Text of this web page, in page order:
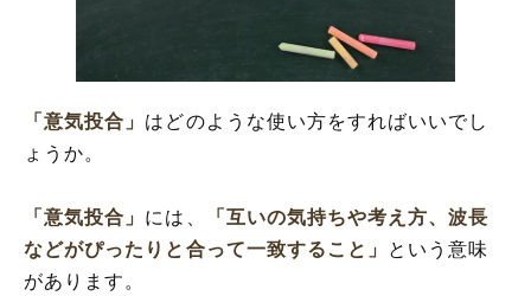
「意気投合」 はどのような使い方をすればいいでし
ょうか。
「意気投合」 には、
「互いの気持ちや考え方、波長
などがぴったりと合って一致すること」
という意味
があります。